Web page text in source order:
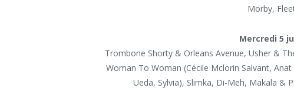
Morby,
Mercredi 5
Trombone Shorty & Orleans Avenue, Usher &
Woman To Woman (Cécile Mclorin Salvant,
Ueda, Sylvia), Slimka, Di-Meh, Makala &